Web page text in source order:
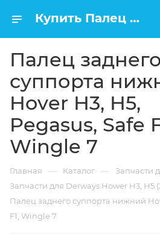
Купить Палец заднего суппорта нижний Hover H3, H5, Pegasus, Safe F1, Wingle 7 в Москве по низкой цене
Палец заднего
суппорта
Hover H3, H5,
Pegasus, Safe
Wingle 7
Главная — Каталог — Запчасти
Запчасти для Derways Hower H3, H5
Палец заднего суппорта нижний
F1, Wingle 7